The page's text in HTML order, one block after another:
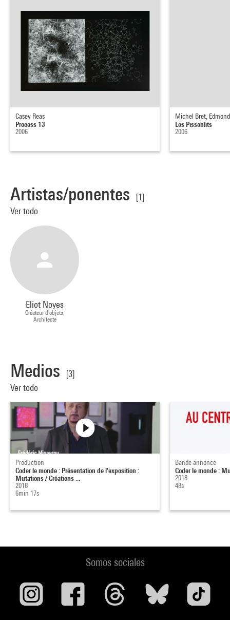
Casey Reas
Process 13
2006
Michel Bret,
Les Pissenlits
2006
Artistas/ponentes
[1]
Ver todo
Eliot Noyes
Créateur d'objets,
Architecte
Medios
[3]
Ver todo
Production
Coder le monde : Présentation de l'exposition :
Mutations / Créations ...
2018
6min 17s
Bande annonce
Coder le monde :
2018
48s
Somos sociales